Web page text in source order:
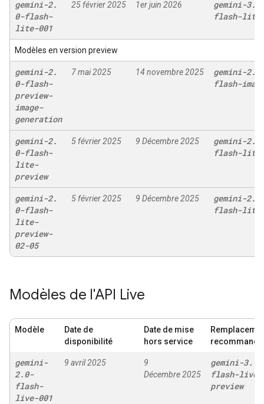
gemini-2.
0-flash-
lite-001
25 février 2025 1er juin 2026 gemini-3.
flash-lite
Modèles en version preview
gemini-2.
0-flash-
preview-
image-
generation
7 mai 2025 14 novembre 2025 gemini-2.
flash-
gemini-2.
0-flash-
lite-
preview
5 février 2025 9 Décembre 2025 gemini-2.
flash-lite
gemini-2.
0-flash-
lite-
preview-
02-05
5 février 2025 9 Décembre 2025 gemini-2.
flash-lite
Modèles de l'API Live
Modèle
Date de
disponibilité
Date de mise
hors service
recommandé
gemini-
2.0-
flash-
live-001
9 avril 2025
9
Décembre 2025
gemini-3.
flash-live-
preview